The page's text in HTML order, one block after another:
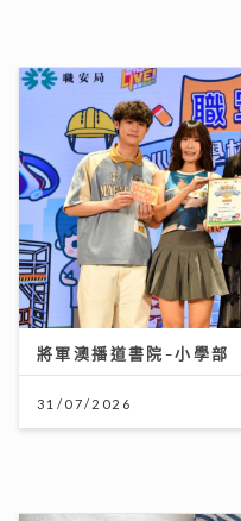
將軍澳播道書院-小學部
31/07/2026